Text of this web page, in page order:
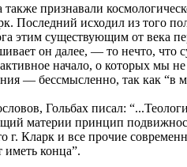
признавали
Последний исходил из того
этим существующим от века
он далее, — то нечто,
начало, о которых мы
— бессмысленно, так как “в
Гольбах писал:
материи принцип
г. Кларк и все прочие
иметь конца”.